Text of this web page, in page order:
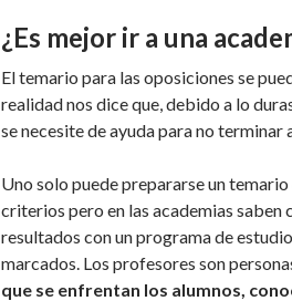
¿Es mejor ir a una
El temario para las oposiciones se
realidad nos dice que, debido a lo
se necesite de ayuda para no
Uno solo puede prepararse un
criterios pero en las academias saben
resultados con un programa de
marcados. Los profesores son
que se enfrentan los alumnos,